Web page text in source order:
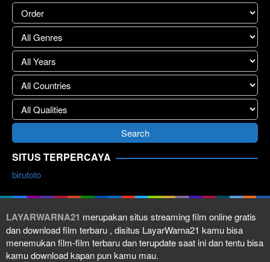
SITUS TERPERCAYA
birutoto
LAYARWARNA21 merupakan situs streaming film online gratis
dan download film terbaru , disitus LayarWarna21 kamu bisa
menemukan film-film terbaru dan terupdate saat ini dan tentu bisa
kamu download kapan pun kamu mau.